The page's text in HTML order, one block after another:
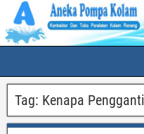
Tag: Kenapa